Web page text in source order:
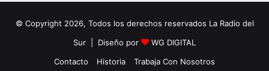
© Copyright 2026, Todos los derechos reservados La Radio del
Sur | Diseño por
WG DIGITAL
Contacto
Historia Trabaja Con Nosotros